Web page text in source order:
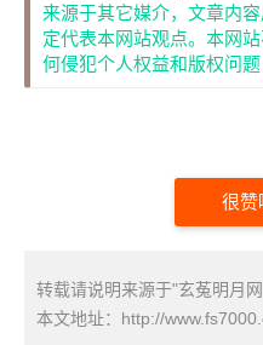
来源于其它媒介，文章内
定代表本网站观点。本网
何侵犯个人权益和版权问
很赞
转载请说明来源于"玄菟明月
本文地址： http://